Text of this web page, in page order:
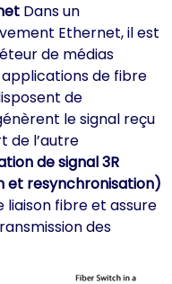
Dans un
Ethernet, il est
de médias
de fibre
de
le signal reçu
de l’autre
de signal 3R
et resynchronisation)
liaison fibre et assure
des